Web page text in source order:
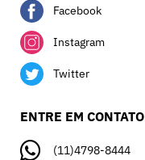
Facebook
Instagram
Twitter
ENTRE EM CONTATO
(11)4798-8444